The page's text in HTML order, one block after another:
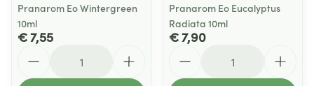
Pranarom Eo Wintergreen
10ml
€ 7,55
Pranarom Eo Eucalyptus
Radiata 10ml
€ 7,90